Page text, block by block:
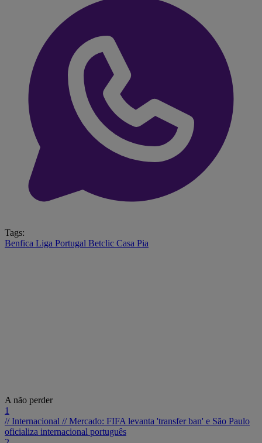
Tags:
Benfica Liga Portugal Betclic Casa Pia
A não perder
1
// Internacional //Mercado: FIFA levanta 'transfer ban' e São Paulo
oficializa internacional português